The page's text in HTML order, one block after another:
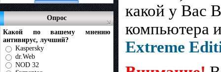
Опрос
Какой по вашему мнению
антивирус, лучший?
Kaspersky
dr.Web
NOD 32
какой у Вас
компьютера
Extreme